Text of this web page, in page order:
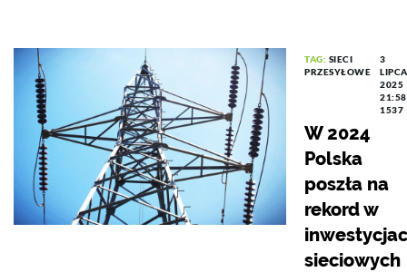
TAG: SIECI
PRZESYŁOWE
3
LIPCA
2025
21:58
1537
W 2024
Polska
poszła na
rekord w
sieciowych